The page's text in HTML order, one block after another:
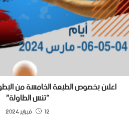
اعلان بخصوص الطبعة الخامسة من
“تنس الطاولة”
12 فبراير 2024